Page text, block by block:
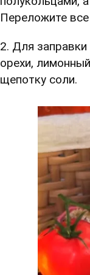
Переложите
2. Для заправки
орехи,
щепотку соли.